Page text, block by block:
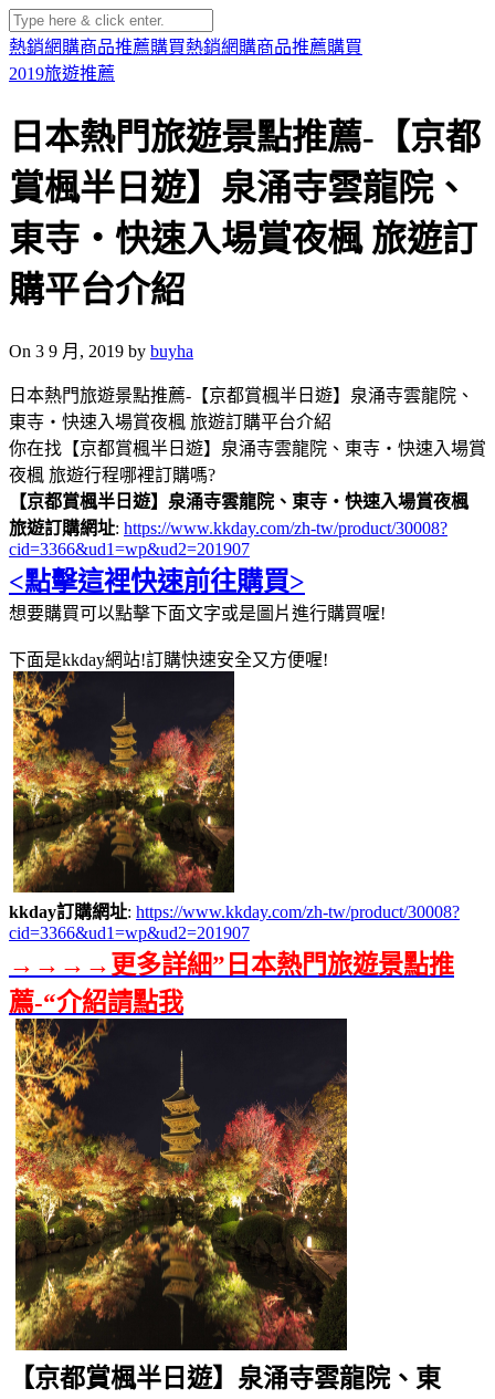
熱銷網購商品推薦購買熱銷網購商品推薦購買
2019旅遊推薦
日本熱門旅遊景點推薦-【京都
賞楓半日遊】泉涌寺雲龍院、
東寺・快速入場賞夜楓 旅遊訂
購平台介紹
On 3 9 月, 2019 by buyha
日本熱門旅遊景點推薦-【京都賞楓半日遊】泉涌寺雲龍院、
東寺・快速入場賞夜楓 旅遊訂購平台介紹
你在找【京都賞楓半日遊】泉涌寺雲龍院、東寺・快速入場賞
夜楓 旅遊行程哪裡訂購嗎?
【京都賞楓半日遊】泉涌寺雲龍院、東寺・快速入場賞夜楓
旅遊訂購網址: https://www.kkday.com/zh-tw/product/30008?
cid=3366&ud1=wp&ud2=201907
<點擊這裡快速前往購買>
想要購買可以點擊下面文字或是圖片進行購買喔!
下面是kkday網站!訂購快速安全又方便喔!
kkday訂購網址: https://www.kkday.com/zh-tw/product/30008?
cid=3366&ud1=wp&ud2=201907
→→→→更多詳細”日本熱門旅遊景點推
薦-“介紹請點我
【京都賞楓半日遊】泉涌寺雲龍院、東